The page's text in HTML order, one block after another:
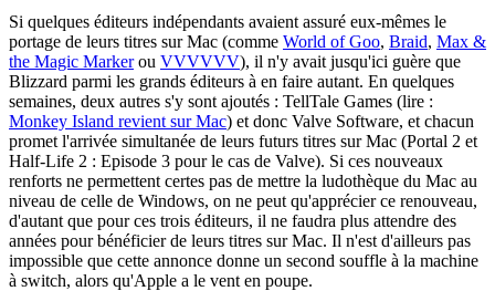
Si quelques éditeurs indépendants avaient assuré eux-mêmes le
portage de leurs titres sur Mac (comme World of Goo, Braid, Max &
the Magic Markerou VVVVVV), il n'y avait jusqu'ici guère que
Blizzard parmi les grands éditeurs à en faire autant. En quelques
semaines, deux autres s'y sont ajoutés : TellTale Games (lire :
Monkey Island revient sur Mac) et donc Valve Software, et chacun
promet l'arrivée simultanée de leurs futurs titres sur Mac (Portal 2 et
Half-Life 2 : Episode 3 pour le cas de Valve). Si ces nouveaux
renforts ne permettent certes pas de mettre la ludothèque du Mac au
niveau de celle de Windows, on ne peut qu'apprécier ce renouveau,
d'autant que pour ces trois éditeurs, il ne faudra plus attendre des
années pour bénéficier de leurs titres sur Mac. Il n'est d'ailleurs pas
impossible que cette annonce donne un second souffle à la machine
à switch, alors qu'Apple a le vent en poupe.